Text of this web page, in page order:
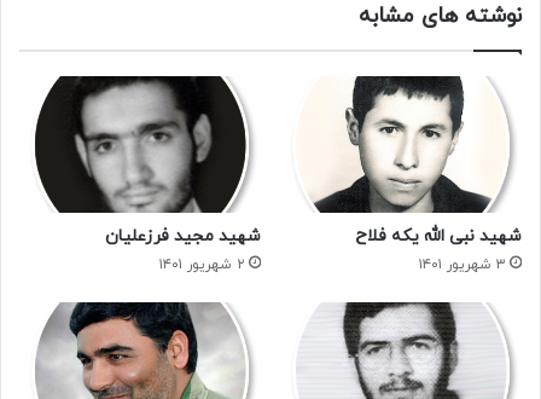
نوشته های مشابه
شهید نبی الله یکه فلاح
۳ شهریور ۱۴۰۱
شهید مجید فرزعلیان
۲ شهریور ۱۴۰۱